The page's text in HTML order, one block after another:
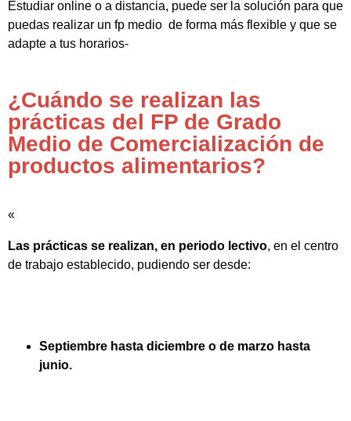
Estudiar online o a distancia, puede ser la solución para que
puedas realizar un fp medio de forma más flexible y que se
adapte a tus horarios-
¿Cuándo se realizan las
prácticas del FP de Grado
Medio de Comercialización de
productos alimentarios?
«
Las prácticas se realizan, en periodo lectivo, en el centro
de trabajo establecido, pudiendo ser desde:
Septiembre hasta diciembre o de marzo hasta
junio.